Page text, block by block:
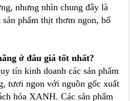
nhưng nhìn chung đây là
phẩm thịt thơm ngon, bổ
ở đâu giá tốt nhất?
tín kinh doanh các sản phẩm
tươi ngon với nguồn gốc xuất
hóa XANH. Các sản phẩm